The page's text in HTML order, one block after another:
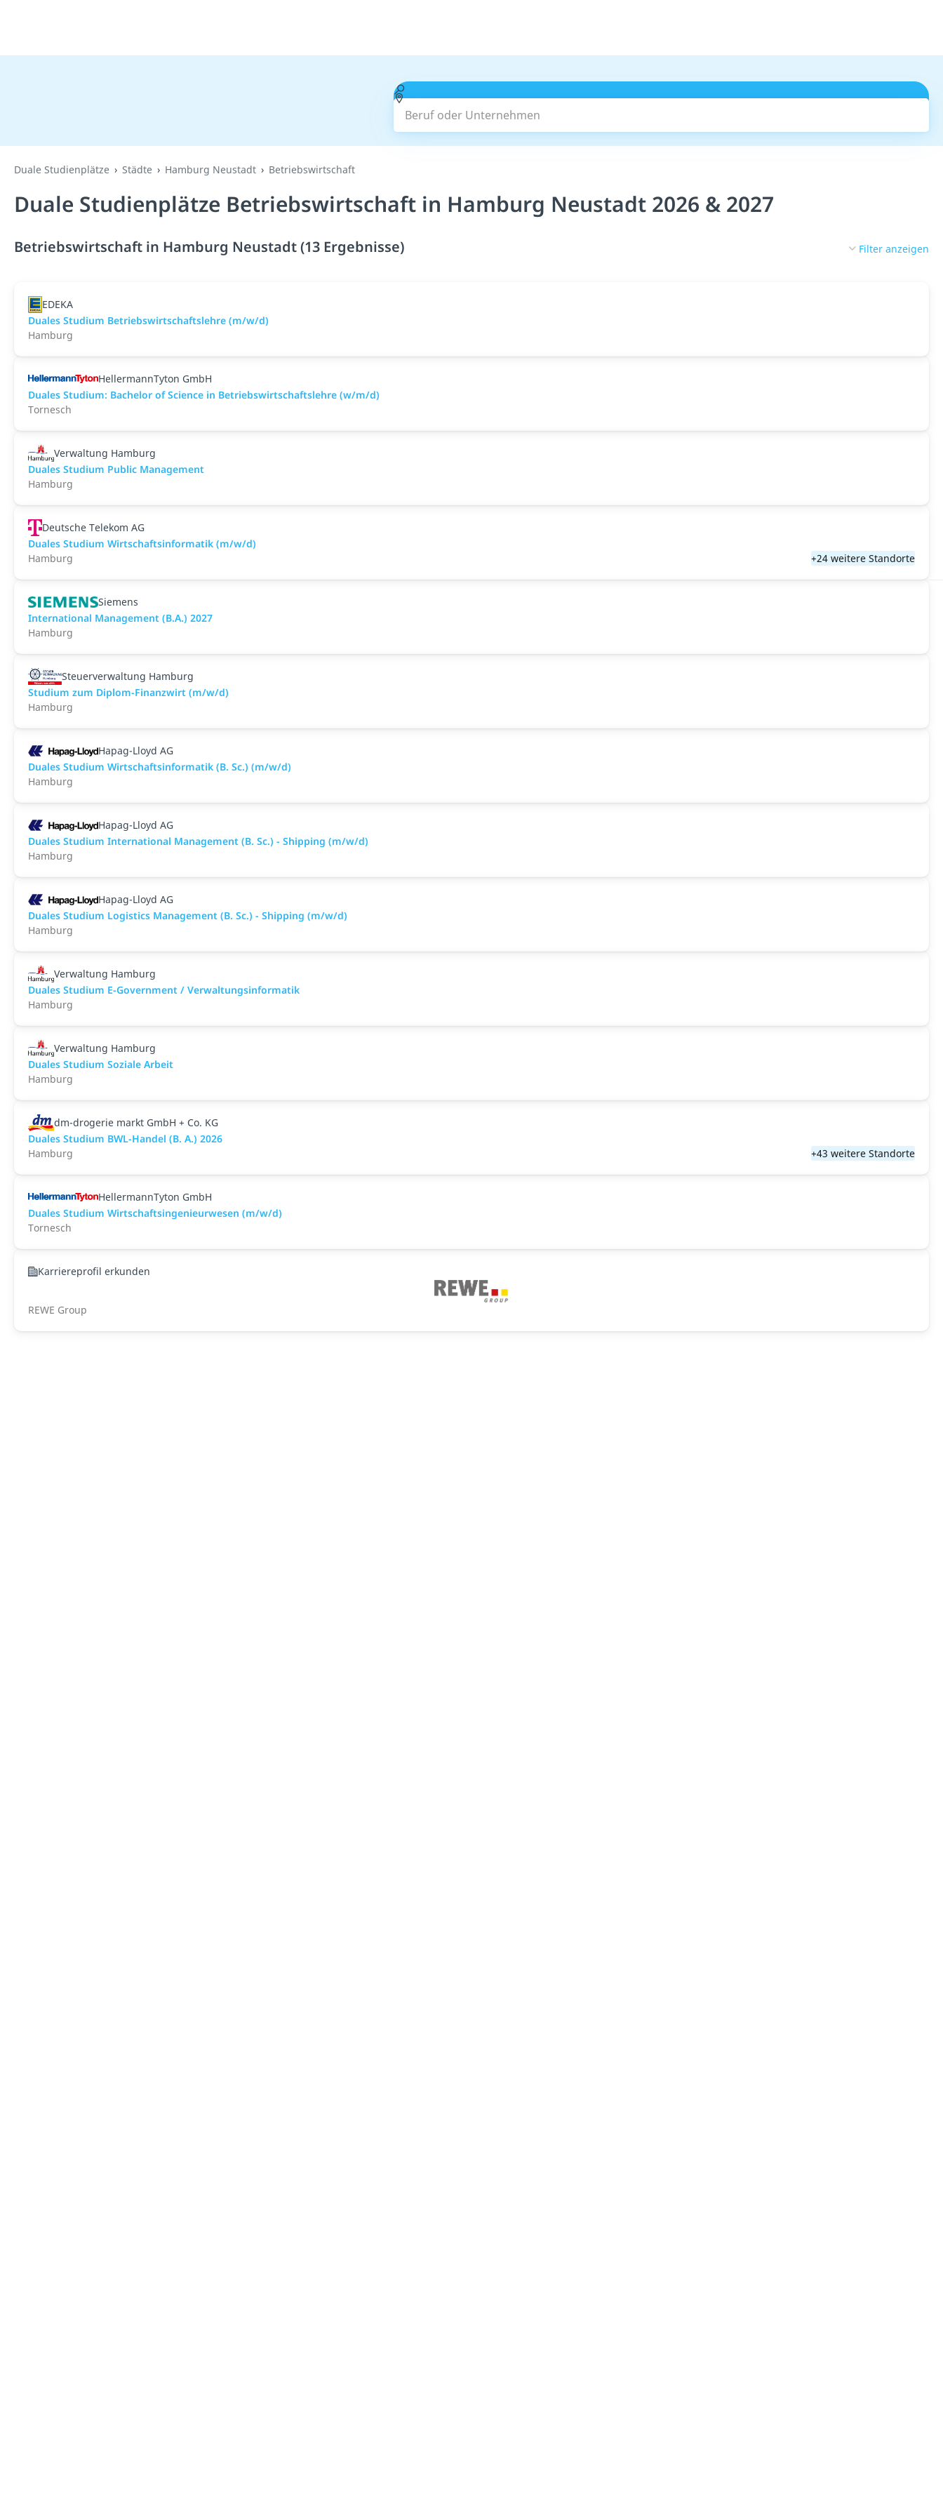
Beruf oder Unternehmen
Duale Studienplätze Städte Hamburg Neustadt Betriebswirtschaft
Duale Studienplätze Betriebswirtschaft in Hamburg Neustadt 2026 & 2027
Betriebswirtschaft in Hamburg Neustadt (13 Ergebnisse) Filter anzeigen
EDEKA
Duales Studium Betriebswirtschaftslehre (m/w/d)
Hamburg
HellermannTyton GmbH
Duales Studium: Bachelor of Science in Betriebswirtschaftslehre (w/m/d)
Tornesch
Verwaltung Hamburg
Duales Studium Public Management
Hamburg
Deutsche Telekom AG
Duales Studium Wirtschaftsinformatik (m/w/d)
Hamburg
+24 weitere Standorte
Siemens
International Management (B.A.) 2027
Hamburg
Steuerverwaltung Hamburg
Studium zum Diplom-Finanzwirt (m/w/d)
Hamburg
Hapag-Lloyd AG
Duales Studium Wirtschaftsinformatik (B. Sc.) (m/w/d)
Hamburg
Hapag-Lloyd AG
Duales Studium International Management (B. Sc.) - Shipping (m/w/d)
Hamburg
Hapag-Lloyd AG
Duales Studium Logistics Management (B. Sc.) - Shipping (m/w/d)
Hamburg
Verwaltung Hamburg
Duales Studium E-Government / Verwaltungsinformatik
Hamburg
Verwaltung Hamburg
Duales Studium Soziale Arbeit
Hamburg
dm-drogerie markt GmbH + Co. KG
Duales Studium BWL-Handel (B. A.) 2026
Hamburg
+43 weitere Standorte
HellermannTyton GmbH
Duales Studium Wirtschaftsingenieurwesen (m/w/d)
Tornesch
Karriereprofil erkunden
REWE Group